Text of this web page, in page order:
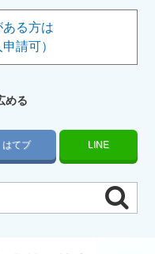
る方は
請可）
める
はてブ LINE